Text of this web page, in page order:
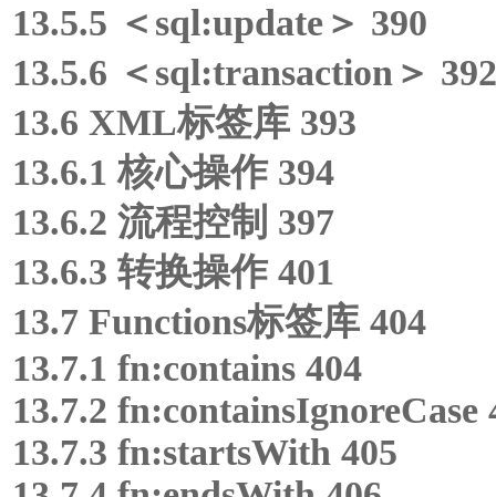
13.5.5 ＜sql:update＞ 390
13.5.6 ＜sql:transaction＞ 392
13.6 XML标签库 393
13.6.1 核心操作 394
13.6.2 流程控制 397
13.6.3 转换操作 401
13.7 Functions标签库 404
13.7.1 fn:contains 404
13.7.2 fn:containsIgnoreCase
13.7.3 fn:startsWith 405